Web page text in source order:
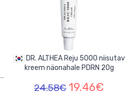
kreem näonahale PDRN 20g
24.58€ 19.46€